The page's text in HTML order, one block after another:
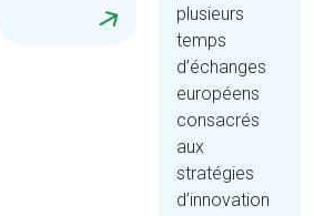
plusieurs
temps
d’échanges
européens
consacrés
aux
stratégies
d’innovation